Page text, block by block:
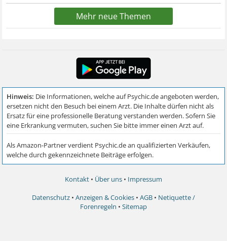
Mehr neue Themen
Kontakt • Über uns • Impressum
Datenschutz • Anzeigen & Cookies • AGB • Netiquette /
Forenregeln • Sitemap